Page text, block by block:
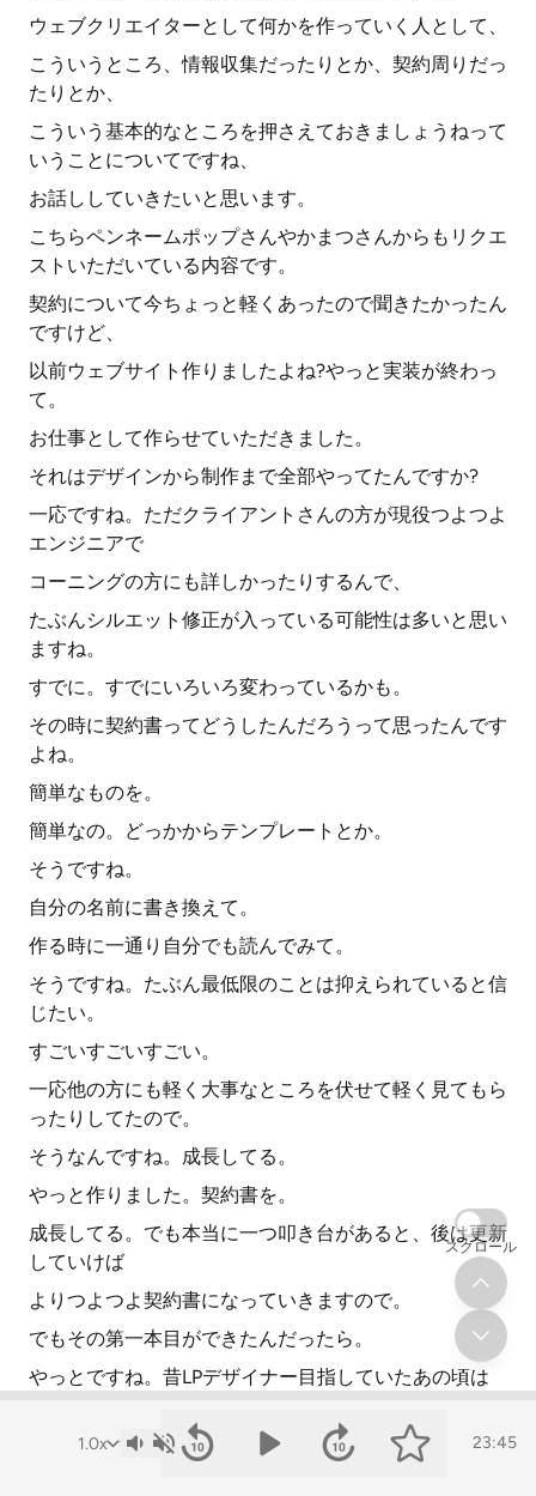
ウェブクリエイターとして何かを作っていく人として、
こういうところ、情報収集だったりとか、契約周りだっ
たりとか、
こういう基本的なところを押さえておきましょうねって
いうことについてですね、
お話ししていきたいと思います。
こちらペンネームポップさんやかまつさんからもリクエ
ストいただいている内容です。
契約について今ちょっと軽くあったので聞きたかったん
ですけど、
以前ウェブサイト作りましたよね?やっと実装が終わっ
て。
お仕事として作らせていただきました。
それはデザインから制作まで全部やってたんですか?
一応ですね。ただクライアントさんの方が現役つよつよ
エンジニアで
コーニングの方にも詳しかったりするんで、
たぶんシルエット修正が入っている可能性は多いと思い
ますね。
すでに。すでにいろいろ変わっているかも。
その時に契約書ってどうしたんだろうって思ったんです
よね。
簡単なものを。
簡単なの。どっかからテンプレートとか。
そうですね。
自分の名前に書き換えて。
作る時に一通り自分でも読んでみて。
そうですね。たぶん最低限のことは抑えられていると信
じたい。
すごいすごいすごい。
一応他の方にも軽く大事なところを伏せて軽く見てもら
ったりしてたので。
そうなんですね。成長してる。
やっと作りました。契約書を。
成長してる。でも本当に一つ叩き台があると、後は更新
していけば
よりつよつよ契約書になっていきますので。
でもその第一本目ができたんだったら。
やっとですね。昔LPデザイナー目指していたあの頃は
おかげで修正無料やり放題。
23:45
スクロール